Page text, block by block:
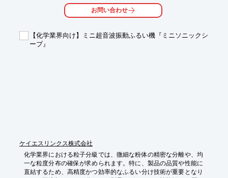
・反応効率向上のための精密粉砕
・製品品質安定化のための分級処理
・製造プロセスの安定化
・製品の品質向上
お問い合わせ
【化学業界向け】ミニ超音波振動ふるい機『ミニソニックシ
ーブ』
ケイエスリンクス株式会社
化学業界における粒子分級では、微細な粉体の精密な分離や、均
一な粒度分布の確保が求められます。特に、製品の品質や性能に
直結するため、高精度かつ効率的なふるい分け技術が重要となり